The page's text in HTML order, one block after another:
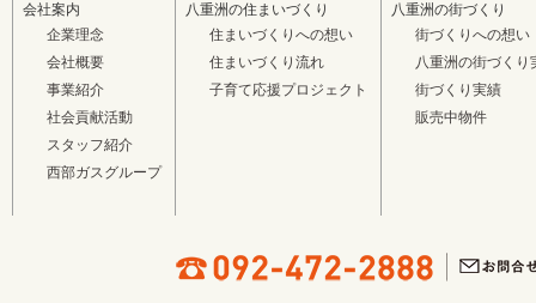
会社案内
企業理念
会社概要
事業紹介
社会貢献活動
スタッフ紹介
西部ガスグループ
八重洲の住まいづくり
住まいづくりへの想い
住まいづくり流れ
子育て応援プロジェクト
八重洲の街づくり
街づくりへの想い
八重洲の街づくり
街づくり実績
販売中物件